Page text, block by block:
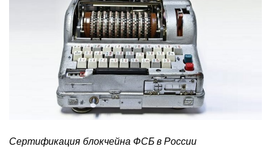
Сертификация блокчейна ФСБ в России